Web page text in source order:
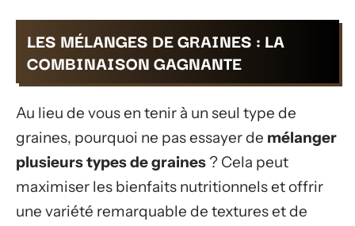
LES MÉLANGES DE GRAINES : LA
COMBINAISON GAGNANTE
Au lieu de vous en tenir à un seul type de
graines, pourquoi ne pas essayer de mélanger
plusieurs types de graines ? Cela peut
maximiser les bienfaits nutritionnels et offrir
une variété remarquable de textures et de